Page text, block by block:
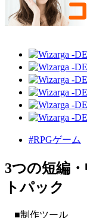
#RPGゲーム
3つの短編
トパック
■制作ツール